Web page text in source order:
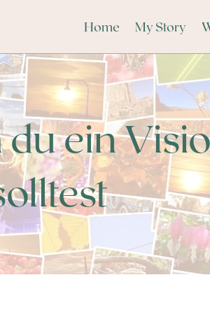
Home My Story
ein